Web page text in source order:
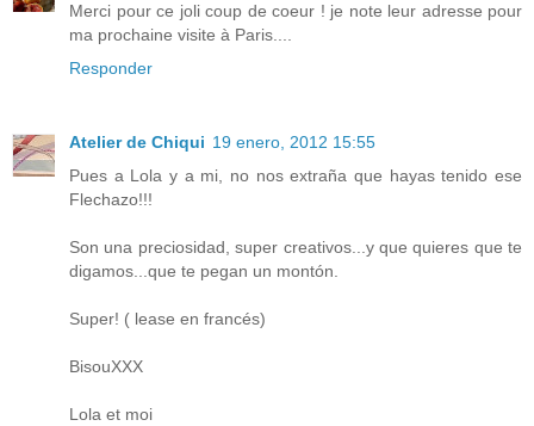
Merci pour ce joli coup de coeur ! je note leur adresse pour
ma prochaine visite à Paris....
Responder
Atelier de Chiqui 19 enero, 2012 15:55
Pues a Lola y a mi, no nos extraña que hayas tenido ese
Flechazo!!!
Son una preciosidad, super creativos...y que quieres que te
digamos...que te pegan un montón.
Super! ( lease en francés)
BisouXXX
Lola et moi